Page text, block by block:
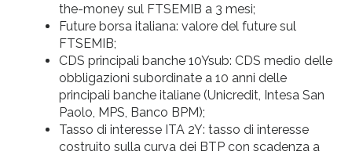
the-money sul FTSEMIB a 3 mesi;
Future borsa italiana: valore del future sul
FTSEMIB;
CDS principali banche 10Ysub: CDS medio delle
obbligazioni subordinate a 10 anni delle
principali banche italiane (Unicredit, Intesa San
Paolo, MPS, Banco BPM);
Tasso di interesse ITA 2Y: tasso di interesse
costruito sulla curva dei BTP con scadenza a